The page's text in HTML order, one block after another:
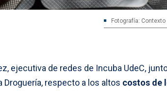
Fotografía: Contexto
ejecutiva de redes de Incuba UdeC,
respecto a los altos costos de